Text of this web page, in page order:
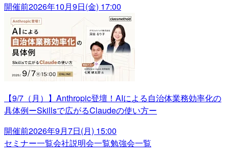
開催前2026年10月9日(金) 17:00
【9/7（月）】Anthropic登壇！AIによる自治体業務効率化の
具体例ーSkillsで広がるClaudeの使い方ー
開催前2026年9月7日(月) 15:00
セミナー一覧会社説明会一覧勉強会一覧